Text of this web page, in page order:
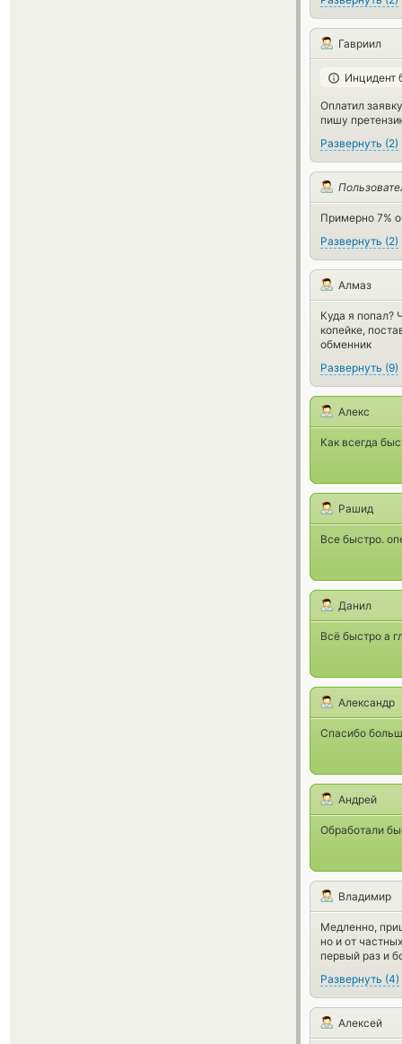
Гавриил
Инцидент
Оплатил
пишу
Развернуть (2)
Примерно 7%
Развернуть (2)
Алмаз
Куда я попал?
копейке,
обменник
Развернуть (9)
Алекс
Как всегда
Рашид
Все быстро.
Данил
Всё быстро а
Александр
Спасибо
Андрей
Обработали
Владимир
Медленно,
но и от
первый раз и
Развернуть (4)
Алексей